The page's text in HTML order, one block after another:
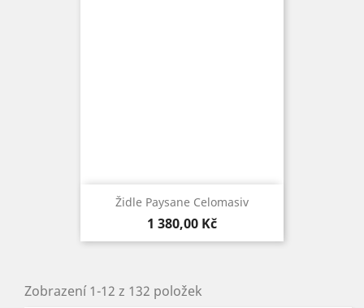
Židle Paysane Celomasiv
Cena
1 380,00 Kč
Zobrazení 1-12 z 132 položek